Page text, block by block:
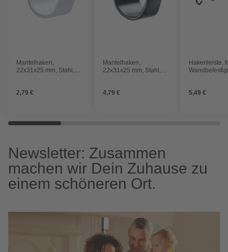
Mantelhaken,
22x31x25 mm, Stahl,
2,79 €
Mantelhaken,
22x31x25 mm, Stahl,
4,79 €
Hakenleiste,
5,49 €
Newsletter: Zusammen
machen wir Dein Zuhause zu
einem schöneren Ort.